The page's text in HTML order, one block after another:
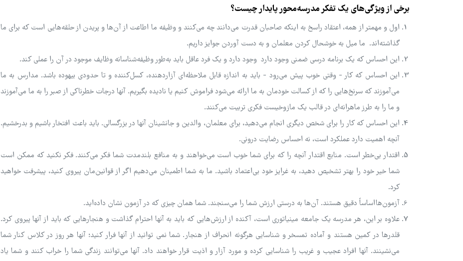
برخی از ویژگی‌های یک تفکر مدرسه‌محور پایدار چیست؟
اول و مهمتر از همه، اعتقاد راسخ به اینکه صاحبان قدرت می‌دانند چه می‌کنند و وظیفه ما اطاعت از آن‌ها و پریدن از حلقه‌هایی است که برای ما
گذاشته‌اند. ما میل به خوشحال کردن معلمان و به دست آوردن جوایز داریم.
این احساس که یک برنامه درسی ضمنی وجود دارد وجود دارد و یک فرد عاقل باید به‌طور وظیفه‌شناسانه وظایف موجود در آن را عملی کند.
این احساس که کار - وقتی خوب پیش می‌رود - باید به اندازه قابل ملاحظه‌ای آزاردهنده، کسل‌کننده و تا حدودی بیهوده باشد. مدارس به ما
می‌آموزند که سرنخ‌هایی را که از کسالت خودمان به ما ارائه می‌شود فراموش کنیم یا نادیده بگیریم. آنها درجات خطرناکی از صبر را به ما می‌آموزند
و ما را به طرز ماهرانه‌ای در قالب یک مازوخیست فکری تربیت می‌کنند.
این احساس که کار را برای شخص دیگری انجام می‌دهید، برای معلمان، والدین و جانشینان آنها در بزرگسالی. باید باعث افتخار باشیم و بدرخشیم.
آنچه اهمیت دارد عملکرد است، نه احساس رضایت درونی.
اقتدار بی‌خطر است. منابع اقتدار آنچه را که برای شما خوب است می‌خواهند و به منافع بلندمدت شما فکر می‌کنند. فکر نکنید که ممکن است
شما خیر خود را بهتر تشخیص دهید، به غرایز خود بی‌اعتماد باشید. ما به شما اطمینان می‌دهیم اگر از قوانین‌مان پیروی کنید، پیشرفت خواهید
کرد.
آزمون‌هااساساً دقیق هستند. آن‌ها به درستی ارزش شما را می‌سنجند. شما همان چیزی که در آزمون نشان داده‌اید.
علاوه بر این، هر مدرسه یک جامعه مینیاتوری است، آکنده از ارزش‌هایی که باید به آنها احترام گذاشت و هنجارهایی که باید از آنها پیروی کرد.
قلدرها در کمین هستند و آماده تمسخر و شناسایی هرگونه انحراف از هنجار. شما نمی توانید از آنها فرار کنید؛ آنها هر روز در کلاس کنار شما
می‌نشینند. آنها افراد عجیب و غریب را شناسایی کرده و مورد آزار و اذیت قرار خواهند داد. آنها می‌توانند زندگی شما را خراب کنند و شما یاد